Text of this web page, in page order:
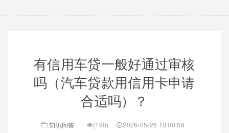
有信用车贷一般好通过审核
吗（汽车贷款用信用卡申请
合适吗）？
知识问答 (190) 2026-05-26 10:00:58